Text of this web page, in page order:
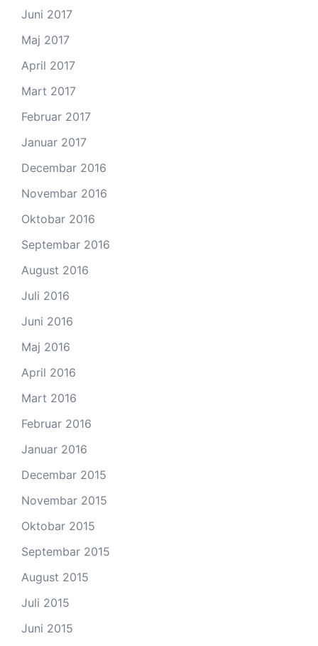
Juni 2017
Maj 2017
April 2017
Mart 2017
Februar 2017
Januar 2017
Decembar 2016
Novembar 2016
Oktobar 2016
Septembar 2016
August 2016
Juli 2016
Juni 2016
Maj 2016
April 2016
Mart 2016
Februar 2016
Januar 2016
Decembar 2015
Novembar 2015
Oktobar 2015
Septembar 2015
August 2015
Juli 2015
Juni 2015